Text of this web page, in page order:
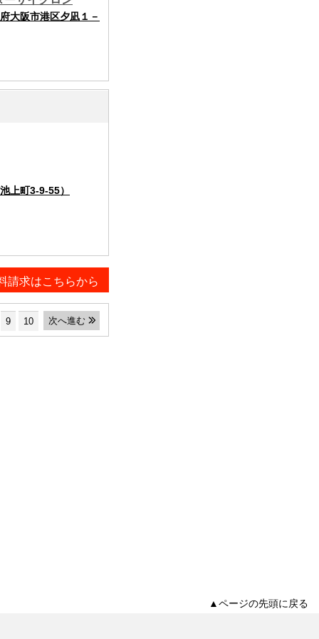
大阪市港区夕凪１－
上町3-9-55）
請求はこちらから
9 10 次へ進む
▲ページの先頭に戻る